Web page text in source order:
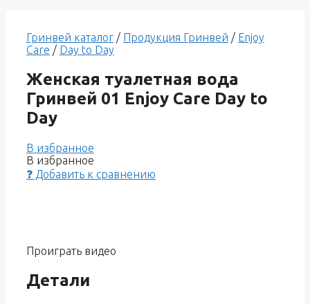
Гринвей каталог / Продукция Гринвей / Enjoy
Care / Day to Day
Женская туалетная вода
Гринвей 01 Enjoy Care Day to
Day
В избранное
В избранное
❓ Добавить к сравнению
Проиграть видео
Детали